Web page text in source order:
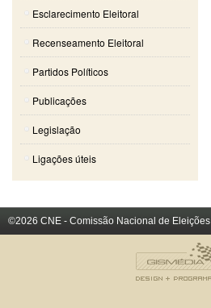
Esclarecimento Eleitoral
Recenseamento Eleitoral
Partidos Políticos
Publicações
Legislação
Ligações úteis
©2026 CNE - Comissão Nacional de Eleições